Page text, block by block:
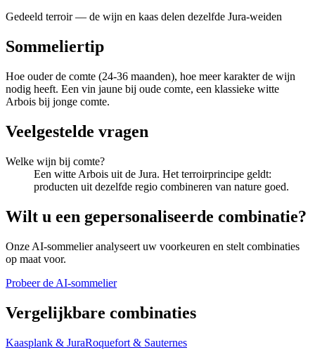
Gedeeld terroir — de wijn en kaas delen dezelfde Jura-weiden
Sommeliertip
Hoe ouder de comte (24-36 maanden), hoe meer karakter de wijn
nodig heeft. Een vin jaune bij oude comte, een klassieke witte
Arbois bij jonge comte.
Veelgestelde vragen
Welke wijn bij comte?
Een witte Arbois uit de Jura. Het terroirprincipe geldt:
producten uit dezelfde regio combineren van nature goed.
Wilt u een gepersonaliseerde combinatie?
Onze AI-sommelier analyseert uw voorkeuren en stelt combinaties
op maat voor.
Probeer de AI-sommelier
Vergelijkbare combinaties
Kaasplank & JuraRoquefort & Sauternes